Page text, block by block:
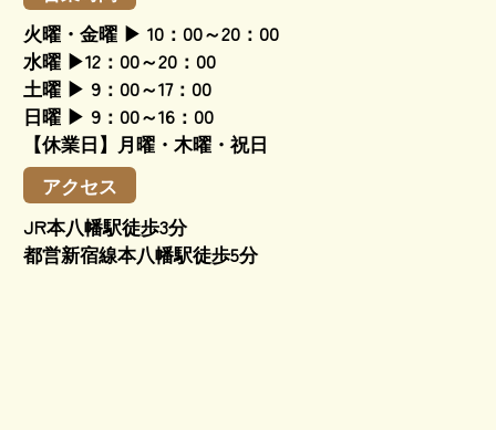
火曜・金曜 ▶ 10：00～20：00
水曜 ▶12：00～20：00
土曜 ▶ 9：00～17：00
日曜 ▶ 9：00～16：00
【休業日】月曜・木曜・祝日
アクセス
JR本八幡駅徒歩3分
都営新宿線本八幡駅徒歩5分